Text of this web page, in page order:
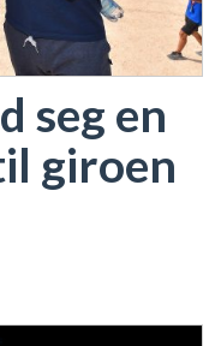
seg en
giroen